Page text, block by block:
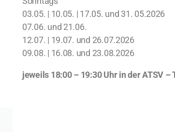
03.05. | 10.05. | 17.05. und 31. 05.2026
07.06. und 21.06.
12.07. | 19.07. und 26.07.2026
09.08. | 16.08. und 23.08.2026
jeweils 18:00 – 19:30 Uhr in der ATSV –